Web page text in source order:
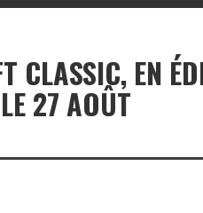
CLASSIC, EN
27 AOÛT